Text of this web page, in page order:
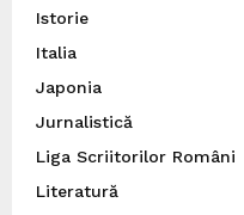
Istorie
Italia
Japonia
Jurnalistică
Liga Scriitorilor Români
Literatură